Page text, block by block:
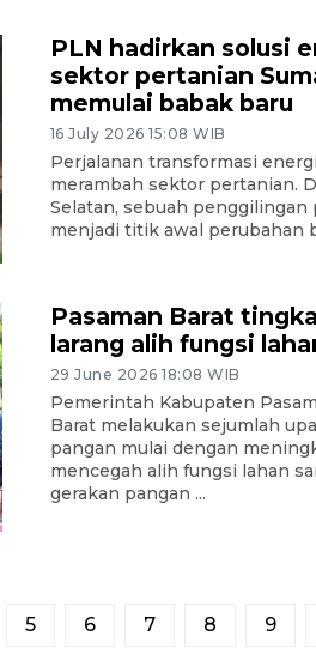
PLN hadirkan solusi
sektor pertanian
memulai babak baru
16 July 2026 15:08 WIB
Perjalanan transformasi
merambah sektor pertanian.
Selatan, sebuah penggilingan
menjadi titik awal perubahan
Pasaman Barat
larang alih fungsi
29 June 2026 18:08 WIB
Pemerintah Kabupaten
Barat melakukan sejumlah
pangan mulai dengan
mencegah alih fungsi lahan
gerakan pangan ...
5 6 7 8 9
Kopdes
Sumbar
05 August 2026